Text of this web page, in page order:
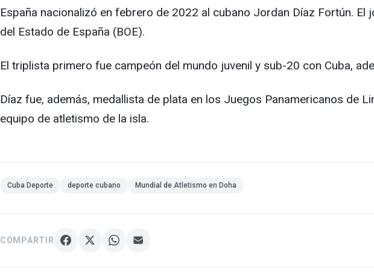
España nacionalizó en febrero de 2022 al cubano Jordan Díaz Fortún.
del Estado de España (BOE).
El triplista primero fue campeón del mundo juvenil y sub-20 con Cuba,
Díaz fue, además, medallista de plata en los Juegos Panamericanos de
equipo de atletismo de la isla.
Cuba Deporte deporte cubano Mundial de Atletismo en Doha
COMPARTIR